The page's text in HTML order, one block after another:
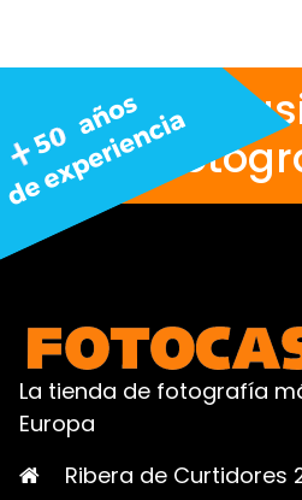
Nos
La tienda de fotografía
Europa
Ribera de Curtidores